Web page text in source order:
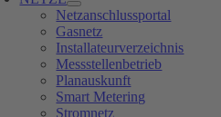
Netzanschlussportal
Gasnetz
Installateurverzeichnis
Messstellenbetrieb
Planauskunft
Smart Metering
Stromnetz